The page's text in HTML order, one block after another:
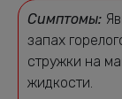
Симптомы:
запах
стружки на
жидкости.